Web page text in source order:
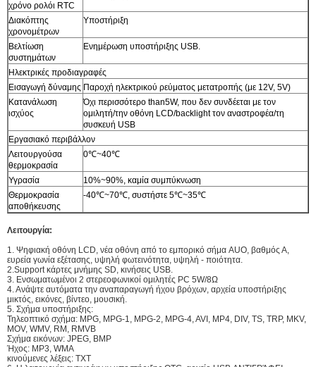
χρόνο ρολόι RTC
Διακόπτης
χρονομέτρων
Υποστήριξη
Βελτίωση
συστημάτων
Ενημέρωση υποστήριξης USB.
Ηλεκτρικές προδιαγραφές
Εισαγωγή δύναμης Παροχή ηλεκτρικού ρεύματος μετατροπής (με 12V, 5V)
Κατανάλωση
ισχύος
Όχι περισσότερο than5W, που δεν συνδέεται με τον
ομιλητή/την οθόνη LCD/backlight τον αναστροφέα/τη
συσκευή USB
Εργασιακό περιβάλλον
Λειτουργούσα
θερμοκρασία
0℃~40℃
Υγρασία
10%~90%, καμία συμπύκνωση
Θερμοκρασία
αποθήκευσης
-40℃~70℃, συστήστε 5℃~35℃
Λειτουργία:
1. Ψηφιακή οθόνη LCD, νέα οθόνη από το εμπορικό σήμα AUO, βαθμός Α,
ευρεία γωνία εξέτασης, υψηλή φωτεινότητα, υψηλή - ποιότητα.
2.Support κάρτες μνήμης SD, κινήσεις USB.
3. Ενσωματωμένοι 2 στερεοφωνικοί ομιλητές PC 5W/8Ω
4. Ανάψτε αυτόματα την αναπαραγωγή ήχου βρόχων, αρχεία υποστήριξης
μικτός, εικόνες, βίντεο, μουσική.
5. Σχήμα υποστήριξης:
Τηλεοπτικό σχήμα: MPG, MPG-1, MPG-2, MPG-4, AVI, MP4, DIV, TS, TRP, MKV,
MOV, WMV, RM, RMVB
Σχήμα εικόνων: JPEG, BMP
Ήχος: MP3, WMA
κινούμενες λέξεις: TXT